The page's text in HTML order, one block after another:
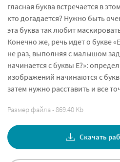
гласная буква встречается в
кто догадается? Нужно быть
эта буква так любит
Конечно же, речь идет о букве
не раз, выполняя с малышом
начинается с буквы Е?»:
изображений начинаются с
затем нужно расставить и все
Размер файла - 869.40 Kb
Скачать